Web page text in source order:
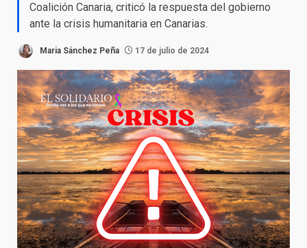
Coalición Canaria, criticó la respuesta del gobierno
ante la crisis humanitaria en Canarias.
Maria Sánchez Peña 17 de julio de 2024